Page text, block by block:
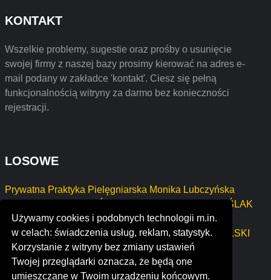
Używamy cookies i podobnych technologii m.in.
w celach: świadczenia usług, reklam, statystyk.
Korzystanie z witryny bez zmiany ustawień
Twojej przeglądarki oznacza, że będą one
umieszczane w Twoim urządzeniu końcowym.
KONTAKT
Wszelkie problemy, sugestie oraz prośby o usunięcie
swojej firmy z naszej bazy prosimy kierować na adres e-
mail podany w zakładce 'kontakt'. Ciesz się pełną
funkcjonalnością witryny za darmo bez konieczności
rejestracji.
LOSOWE
Prywatna Praktyka Pielęgniarska Monika Lubczyńska
AGROTECHNIKAMAŚLAK * LECTICA MAREK MAŚLAK
Marcin Bochenek
PRZEDSIĘBIORSTWO HANDLOWE PIOTR SOKÓLSKI
LAVENA MARTA KOWALEWSKA
Firma Handlowo Usługowa Trendis Sabina Miazga